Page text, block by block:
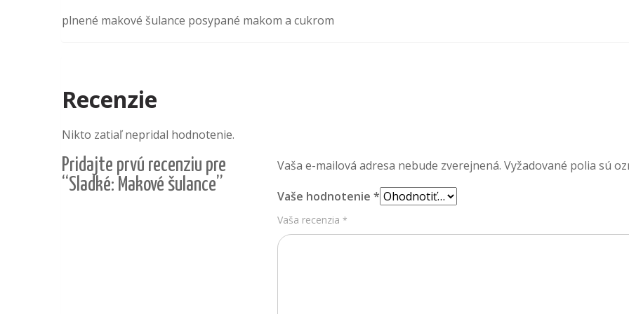
plnené makové šulance posypané makom a cukrom
Recenzie
Nikto zatiaľ nepridal hodnotenie.
Pridajte prvú recenziu pre
“Sladké: Makové šulance”
Vaša e-mailová adresa nebude zverejnená. Vyžadované polia sú
Vaše hodnotenie *
Vaša recenzia *